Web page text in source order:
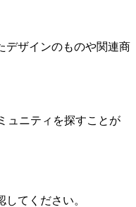
デザインのものや関連商
ュニティを探すことが
てください。